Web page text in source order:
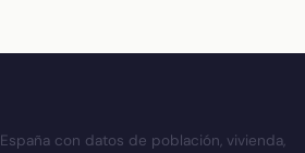
con datos de población, vivienda,